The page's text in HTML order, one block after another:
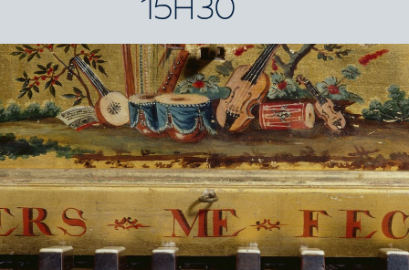
15H30